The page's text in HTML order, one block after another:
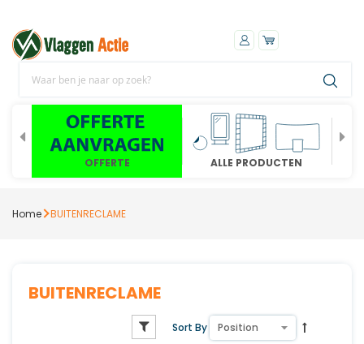
OFFERTE ALLE PRODUCTEN
Home BUITENRECLAME
BUITENRECLAME
Sort By